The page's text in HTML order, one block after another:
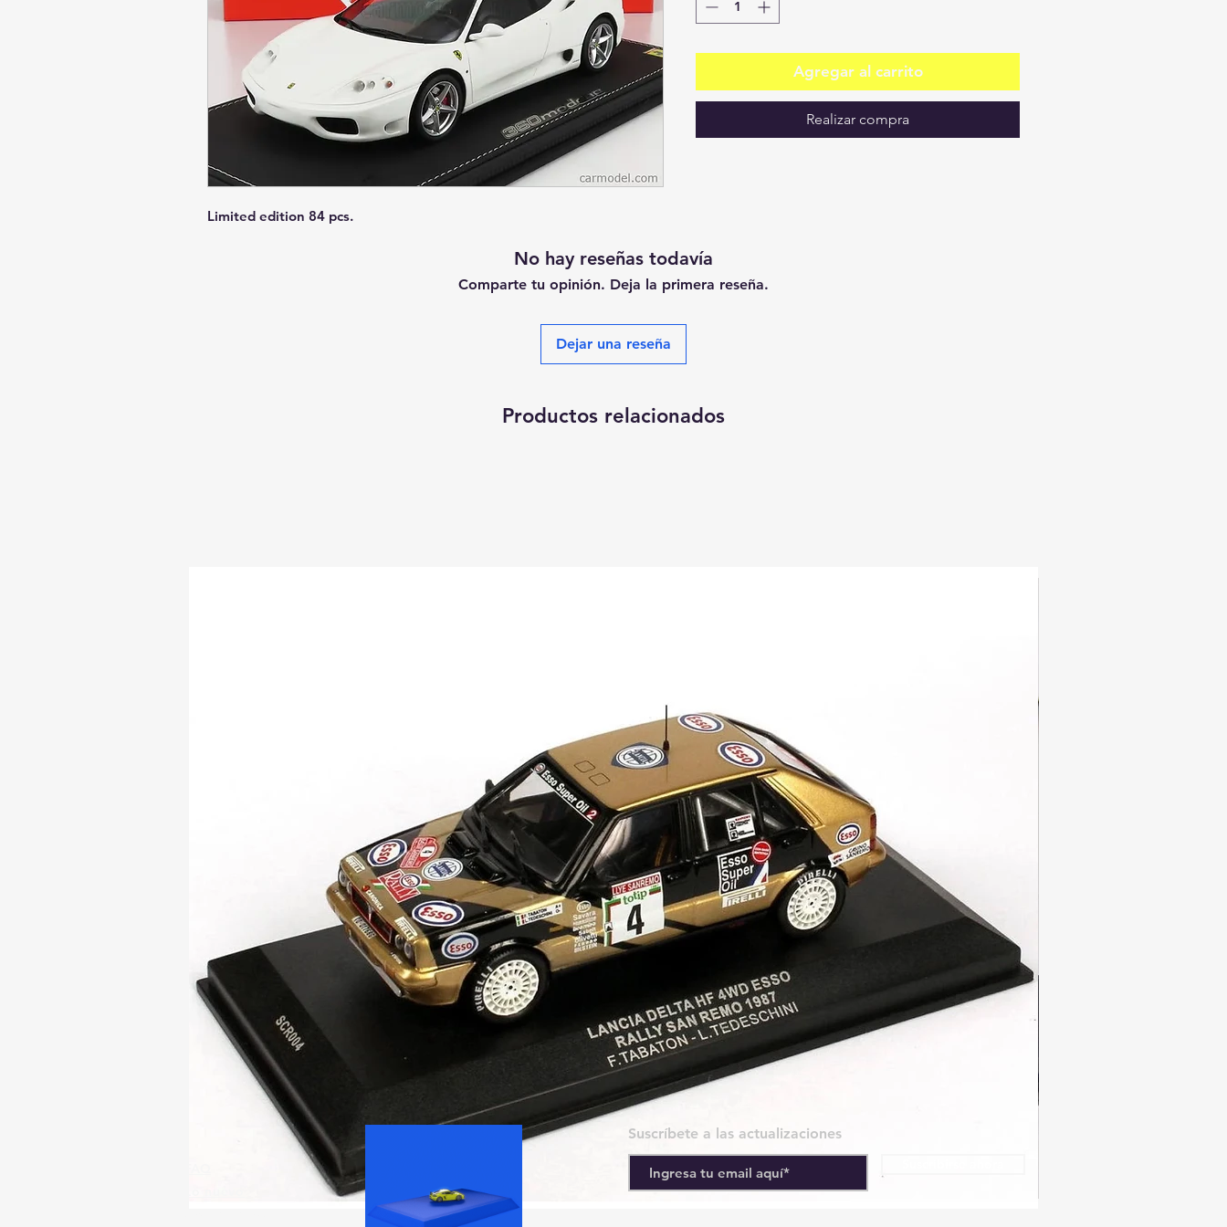
Limited edition 84 pcs.
Agregar al carrito
Realizar compra
No hay reseñas todavía
Comparte tu opinión. Deja la primera reseña.
Dejar una reseña
Productos relacionados
Suscríbete a las actualizaciones